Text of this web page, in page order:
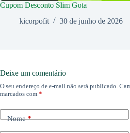
Cupom Desconto Slim Gota
kicorpofit
30 de junho de 2026
Deixe um comentário
O seu endereço de e-mail não será publicado.
marcados com *
Nome*